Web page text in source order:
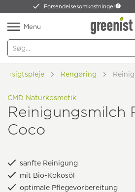
Forsendelsesomkostninger
Menu
Ansigtspleje Rengøring
CMD Naturkosmetik
Reinigungsmilch
Coco
sanfte Reinigung
mit Bio-Kokosöl
optimale Pflegevorbereitung